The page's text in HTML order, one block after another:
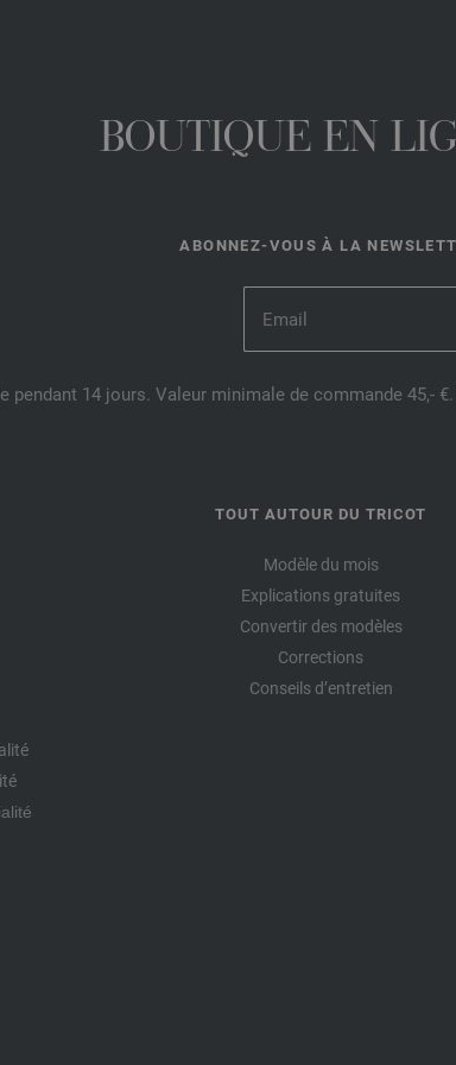
BOUTIQUE EN
ABONNEZ-VOUS À LA
pendant 14 jours. Valeur minimale de commande 45,-
TOUT AUTOUR DU TRICOT
Modèle du mois
Explications gratuites
Convertir des modèles
Corrections
Conseils d’entretien